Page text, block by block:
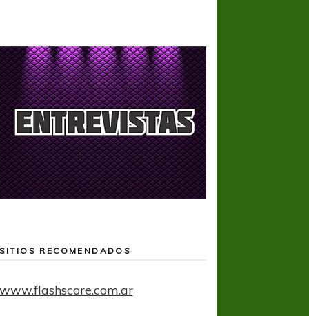
SITIOS RECOMENDADOS
www.flashscore.com.ar